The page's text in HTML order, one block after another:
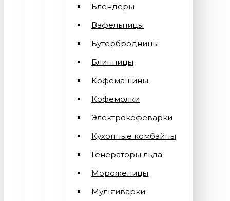
Блендеры
Вафельницы
Бутербродницы
Блинницы
Кофемашины
Кофемолки
Электрокофеварки
Кухонные комбайны
Генераторы льда
Мороженицы
Мультиварки